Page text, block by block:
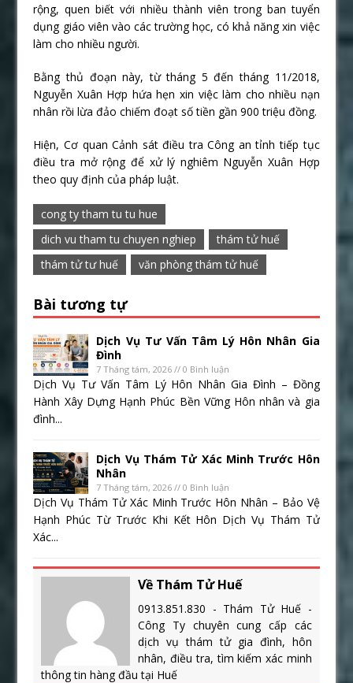
rộng, quen biết với nhiều thành viên trong ban tuyển
dụng giáo viên vào các trường học, có khả năng xin việc
làm cho nhiều người.
Bằng thủ đoạn này, từ tháng 5 đến tháng 11/2018,
Nguyễn Xuân Hợp hứa hẹn xin việc làm cho nhiều nạn
nhân rồi lừa đảo chiếm đoạt số tiền gần 900 triệu đồng.
Hiện, Cơ quan Cảnh sát điều tra Công an tỉnh tiếp tục
điều tra mở rộng để xử lý nghiêm Nguyễn Xuân Hợp
theo quy định của pháp luật.
cong ty tham tu tu hue
dich vu tham tu chuyen nghiep
thám tử huế
thám tử tư huế
văn phòng thám tử huế
Bài tương tự
Dịch Vụ Tư Vấn Tâm Lý Hôn Nhân Gia
Đình
7 Tháng tám, 2026 // 0 Bình luận
Dịch Vụ Tư Vấn Tâm Lý Hôn Nhân Gia Đình – Đồng
Hành Xây Dựng Hạnh Phúc Bền Vững Hôn nhân và gia
đình...
Dịch Vụ Thám Tử Xác Minh Trước Hôn
Nhân
7 Tháng tám, 2026 // 0 Bình luận
Dịch Vụ Thám Tử Xác Minh Trước Hôn Nhân – Bảo Vệ
Hạnh Phúc Từ Trước Khi Kết Hôn Dịch Vụ Thám Tử
Xác...
Về Thám Tử Huế
0913.851.830 - Thám Tử Huế -
Công Ty chuyên cung cấp các
dịch vụ thám tử gia đình, hôn
nhân, điều tra, tìm kiếm xác minh
thông tin hàng đầu tại Huế